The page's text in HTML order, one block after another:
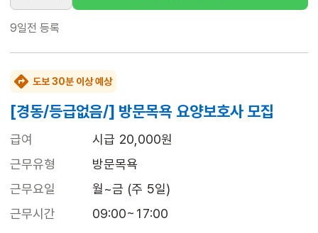
9일전 등록
도보 30분 이상 예상
[경동/등급없음/] 방문목욕 요양보호사 모집
급여
시급 20,000원
근무유형
방문목욕
근무요일
월~금 (주 5일)
근무시간
09:00~17:00